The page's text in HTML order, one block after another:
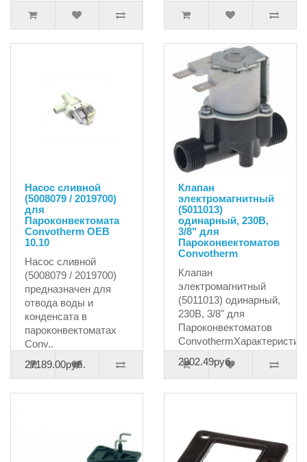
Насос сливной
(5008079 / 2019700)
для
Пароконвектомата
Convotherm OEB
10.10
Насос сливной
(5008079 / 2019700)
предназначен для
отвода воды и
конденсата в
пароконвектоматах
Conv..
27189.00руб.
Клапан
электромагнитный
(5011013)
одинарный, 230В,
3/8" для
Пароконвектоматов
Сonvotherm
Клапан
электромагнитный
(5011013) одинарный,
230В, 3/8" для
Пароконвектоматов
СonvothermХарактеристи..
2902.49руб.